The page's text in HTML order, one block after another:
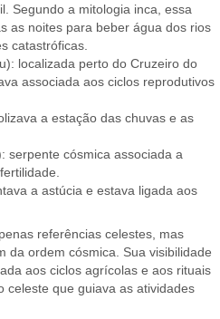
Segundo a mitologia inca, essa
as noites para beber água dos rios
catastróficas.
localizada perto do Cruzeiro do
associada aos ciclos reprodutivos
a estação das chuvas e as
serpente cósmica associada a
a astúcia e estava ligada aos
referências celestes, mas
da ordem cósmica. Sua visibilidade
aos ciclos agrícolas e aos rituais
celeste que guiava as atividades